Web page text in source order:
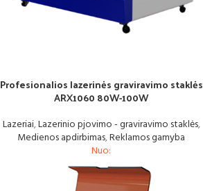
Profesionalios lazerinės graviravimo staklės
ARX1060 80W-100W
Lazeriai,Lazerinio pjovimo - graviravimo staklės,
Medienos apdirbimas,Reklamos gamyba
Nuo: